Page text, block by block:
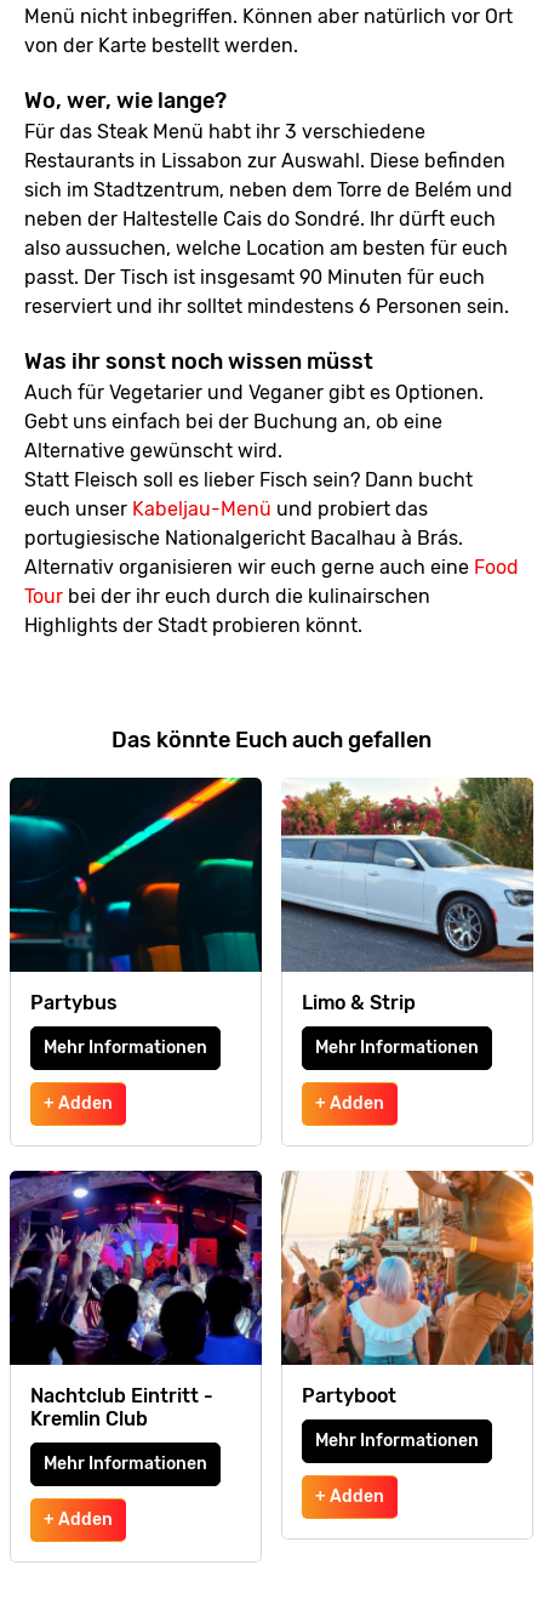
Menü nicht inbegriffen. Können aber natürlich vor Ort
von der Karte bestellt werden.
Wo, wer, wie lange?
Für das Steak Menü habt ihr 3 verschiedene
Restaurants in Lissabon zur Auswahl. Diese befinden
sich im Stadtzentrum, neben dem Torre de Belém und
neben der Haltestelle Cais do Sondré. Ihr dürft euch
also aussuchen, welche Location am besten für euch
passt. Der Tisch ist insgesamt 90 Minuten für euch
reserviert und ihr solltet mindestens 6 Personen sein.
Was ihr sonst noch wissen müsst
Auch für Vegetarier und Veganer gibt es Optionen.
Gebt uns einfach bei der Buchung an, ob eine
Alternative gewünscht wird.
Statt Fleisch soll es lieber Fisch sein? Dann bucht
euch unser Kabeljau-Menü und probiert das
portugiesische Nationalgericht Bacalhau à Brás.
Alternativ organisieren wir euch gerne auch eine Food
Tour bei der ihr euch durch die kulinairschen
Highlights der Stadt probieren könnt.
Das könnte Euch auch gefallen
Partybus
Mehr Informationen
+ Adden
Limo & Strip
Mehr Informationen
+ Adden
Nachtclub Eintritt -
Kremlin Club
Mehr Informationen
+ Adden
Partyboot
Mehr Informationen
+ Adden